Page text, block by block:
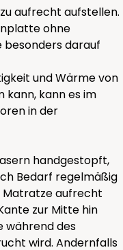
aufrecht aufstellen.
ohne
besonders darauf
und Wärme von
kann es im
in der
handgestopft,
Bedarf regelmäßig
Matratze aufrecht
zur Mitte hin
während des
wird. Andernfalls